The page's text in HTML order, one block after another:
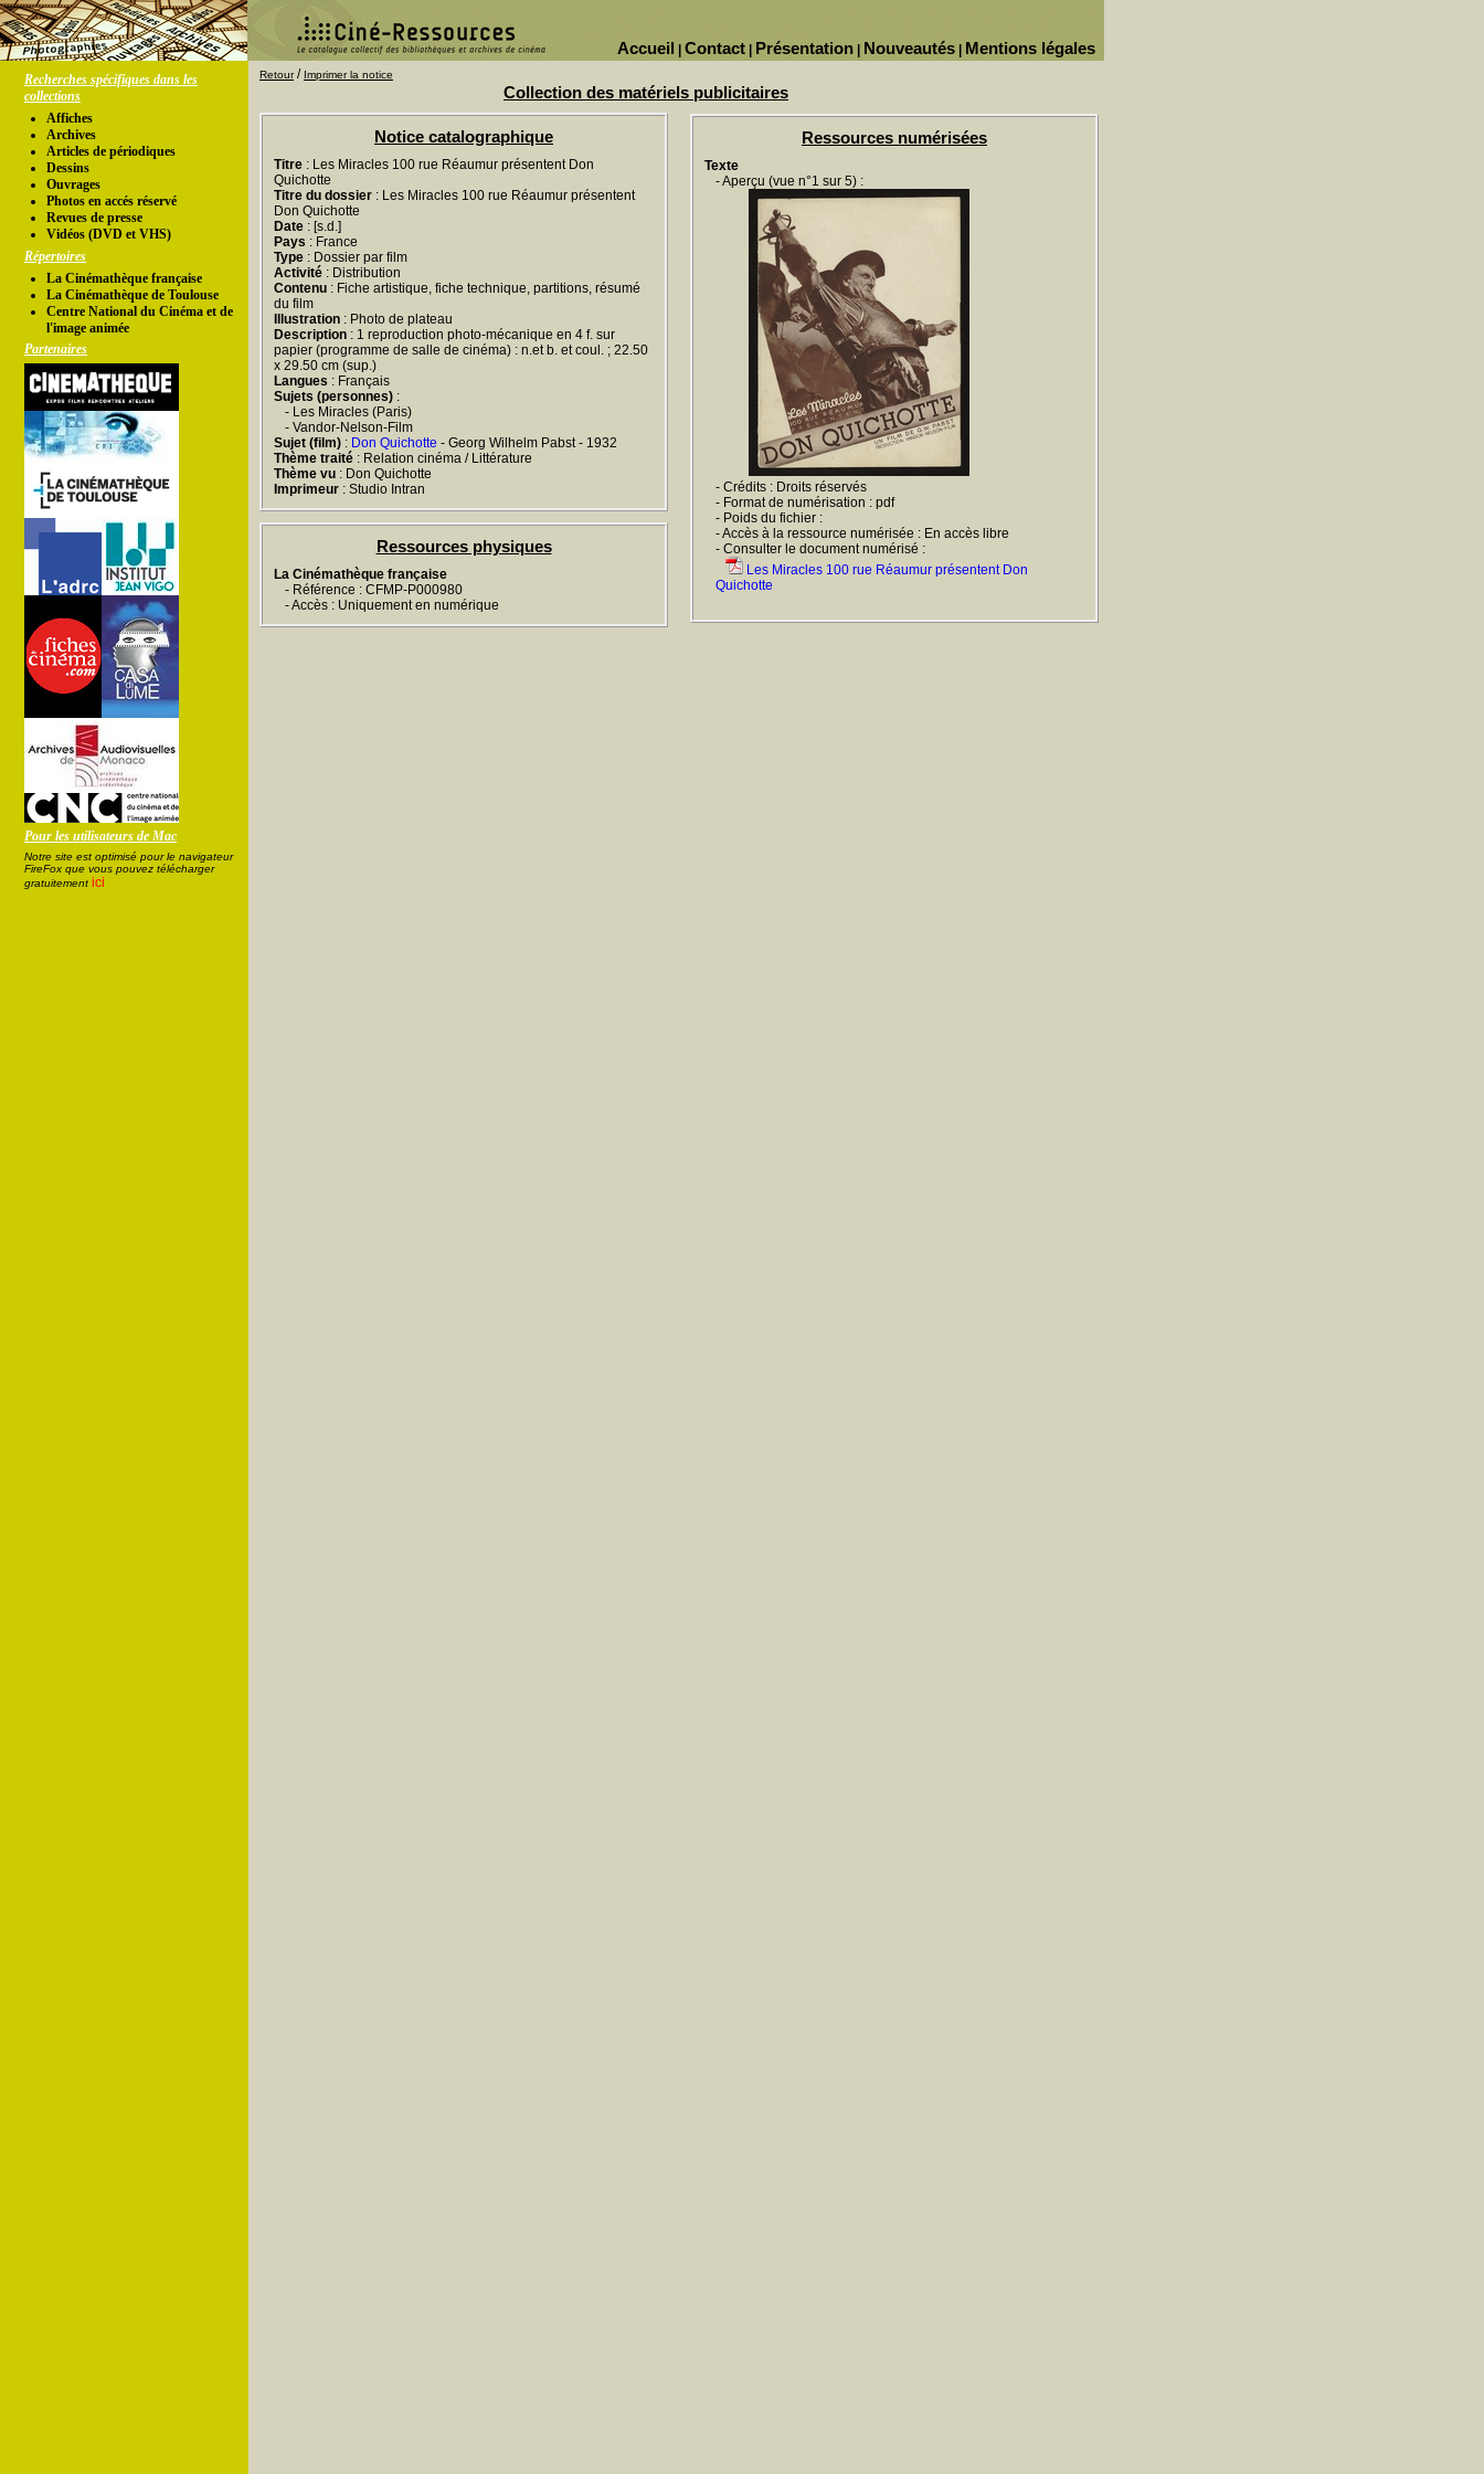
Mentions légales
Nouveautés
Présentation
Contact
Accueil
Recherches spécifiques dans les
collections
Affiches
Archives
Articles de périodiques
Dessins
Ouvrages
Photos en accés réservé
Revues de presse
Vidéos (DVD et VHS)
Répertoires
La Cinémathèque française
La Cinémathèque de Toulouse
Centre National du Cinéma et de
l'image animée
Partenaires
Pour les utilisateurs de Mac
Notre site est optimisé pour le navigateur
FireFox que vous pouvez télécharger
gratuitement ici
Retour/ Imprimer la notice
Collection des matériels publicitaires
Notice catalographique
Titre : Les Miracles 100 rue Réaumur présentent Don
Quichotte
Titre du dossier : Les Miracles 100 rue Réaumur présentent
Don Quichotte
Date : [s.d.]
Pays : France
Type : Dossier par film
Activité : Distribution
Contenu : Fiche artistique, fiche technique, partitions, résumé
du film
Illustration : Photo de plateau
Description : 1 reproduction photo-mécanique en 4 f. sur
papier (programme de salle de cinéma) : n.et b. et coul. ; 22.50
x 29.50 cm (sup.)
Langues : Français
Sujets (personnes) :
- Les Miracles (Paris)
- Vandor-Nelson-Film
Sujet (film) : Don Quichotte - Georg Wilhelm Pabst - 1932
Thème traité : Relation cinéma / Littérature
Thème vu : Don Quichotte
Imprimeur : Studio Intran
Ressources physiques
La Cinémathèque française
- Référence : CFMP-P000980
- Accès : Uniquement en numérique
Ressources numérisées
Texte
- Aperçu (vue n°1 sur 5) :
- Crédits : Droits réservés
- Format de numérisation : pdf
- Poids du fichier :
- Accès à la ressource numérisée : En accès libre
- Consulter le document numérisé :
Les Miracles 100 rue Réaumur présentent Don
Quichotte